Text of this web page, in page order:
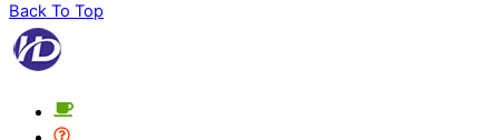
Back To Top